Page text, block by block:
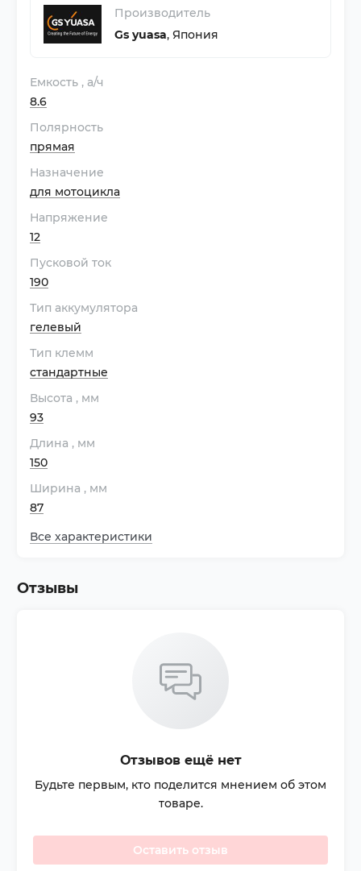
Производитель
Gs yuasa, Япония
Емкость , а/ч
8.6
Полярность
прямая
Назначение
для мотоцикла
Напряжение
12
Пусковой ток
190
Тип аккумулятора
гелевый
Тип клемм
стандартные
Высота , мм
93
Длина , мм
150
Ширина , мм
87
Все характеристики
Отзывы
Отзывов ещё нет
Будьте первым, кто поделится мнением об этом
товаре.
Оставить отзыв